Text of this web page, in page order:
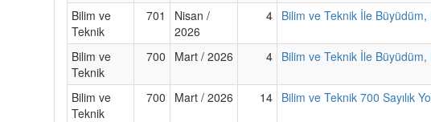
Bilim ve
Teknik
701
Nisan /
2026
4 Bilim ve Teknik İle
Bilim ve
Teknik
700 Mart / 2026 4 Bilim ve Teknik İle
Bilim ve
Teknik
700 Mart / 2026 14 Bilim ve Teknik 700 Sayılık